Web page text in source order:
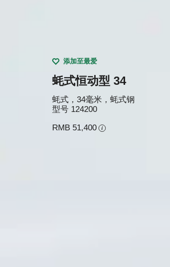
添加至最爱
蚝式恒动型 34
蚝式，34毫米，蚝式钢
型号 124200
RMB 51,400